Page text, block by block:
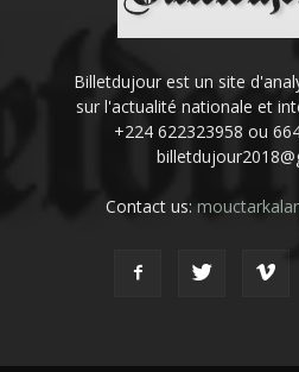
Billetdujour est un site
sur l'actualité nationale et
+224 622323958 ou
Contact us: